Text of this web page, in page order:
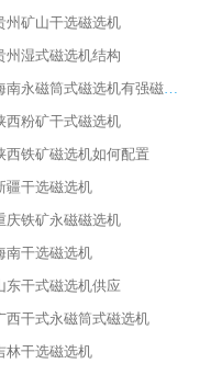
州矿山干选磁选机
州湿式磁选机结构
海南永磁筒式磁选机有强磁的吗
西粉矿干式磁选机
西铁矿磁选机如何配置
疆干选磁选机
庆铁矿永磁磁选机
南干选磁选机
东干式磁选机供应
西干式永磁筒式磁选机
林干选磁选机